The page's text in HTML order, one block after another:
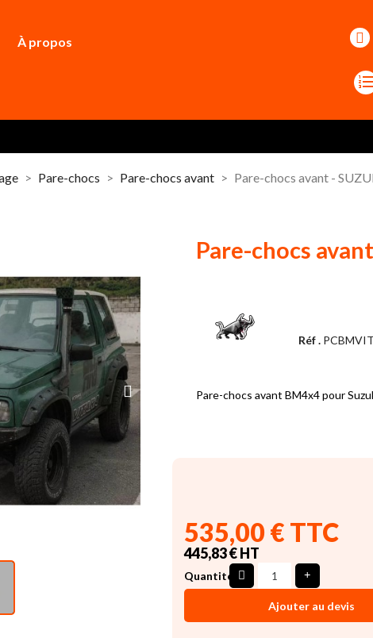
À propos
Pare-chocs Pare-chocs avant Pare-chocs avant -
Pare-chocs
Réf .
Pare-chocs avant BM4x4 pour
535,00 € TTC
445,83 € HT
Quantité
Ajouter au devis